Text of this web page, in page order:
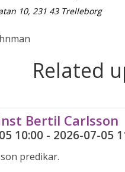
10, 231 43 Trelleborg
Related
Bertil Carlsson
10:00 - 2026-07-05
predikar.